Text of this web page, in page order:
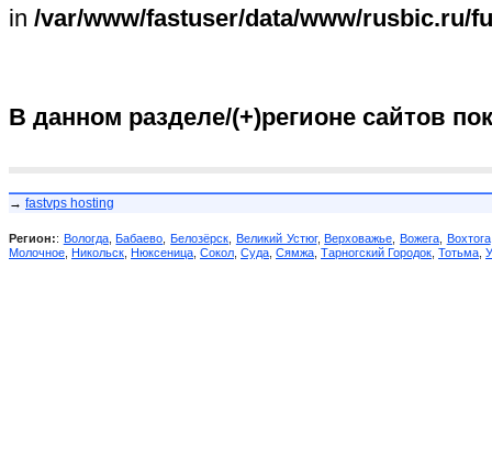
in /var/www/fastuser/data/www/rusbic.ru/
В данном разделе/(+)регионе сайтов
→ fastvps hosting
Регион:: Вологда,Бабаево ,Белозёрск Великий Устюг,Верховажье Вожега, Вохтога
Молочное Никольск Нюксеница Сокол Суда Сямжа Тарногский Городок Тотьма